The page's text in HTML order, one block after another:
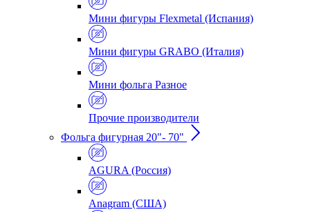
Мини фигуры Flexmetal (Испания)
Мини фигуры GRABO (Италия)
Мини фольга Разное
Прочие производители
Фольга фигурная 20"- 70"
AGURA (Россия)
Anagram (США)